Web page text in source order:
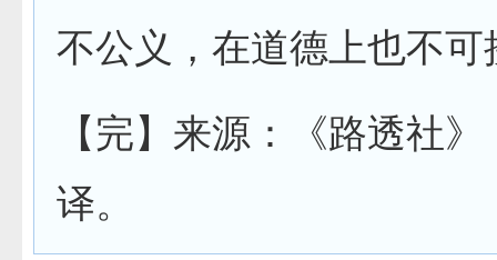
不公义，在道德上也不可
【完】来源：《路透社
译。